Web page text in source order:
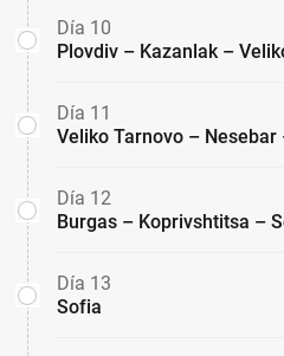
Día 10
Plovdiv – Kazanlak –
Día 11
Veliko Tarnovo – Nesebar
Día 12
Burgas – Koprivshtitsa –
Día 13
Sofia